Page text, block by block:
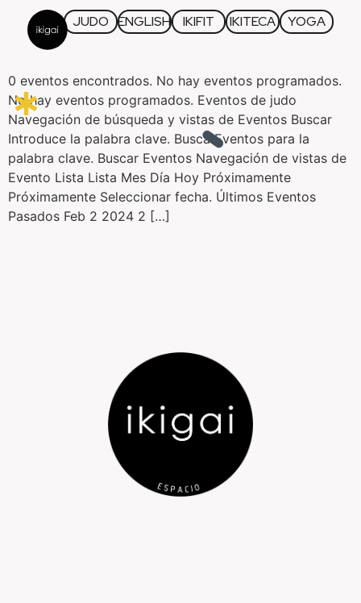
YOGA
IKITECA
IKIFIT
ENGLISH
JUDO
0 eventos encontrados. No hay eventos programados.
No hay eventos programados. Eventos de judo
Navegación de búsqueda y vistas de Eventos Buscar
Introduce la palabra clave. Busca Eventos para la
palabra clave. Buscar Eventos Navegación de vistas de
Evento Lista Lista Mes Día Hoy Próximamente
Próximamente Seleccionar fecha. Últimos Eventos
Pasados Feb 2 2024 2 […]